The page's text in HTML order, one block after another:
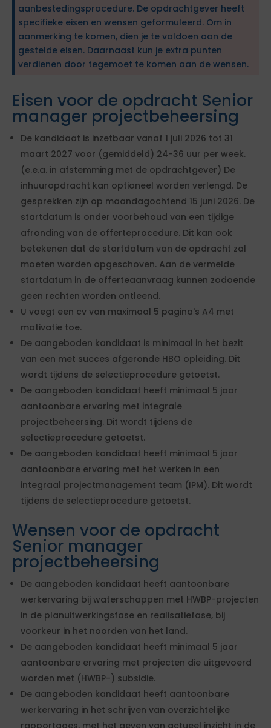
aanbestedingsprocedure. De opdrachtgever heeft
specifieke eisen en wensen geformuleerd. Om in
aanmerking te komen, dien je te voldoen aan de
gestelde eisen. Daarnaast kun je extra punten
verdienen door tegemoet te komen aan de wensen.
Eisen voor de opdracht Senior
manager projectbeheersing
De kandidaat is inzetbaar vanaf 1 juli 2026 tot 31
maart 2027 voor (gemiddeld) 24-36 uur per week.
(e.e.a. in afstemming met de opdrachtgever) De
inhuuropdracht kan optioneel worden verlengd. De
gesprekken zijn op maandagochtend 15 juni 2026. De
startdatum is onder voorbehoud van een tijdige
afronding van de offerteprocedure. Dit kan ook
betekenen dat de startdatum van de opdracht zal
moeten worden opgeschoven. Aan de vermelde
startdatum in de offerteaanvraag kunnen zodoende
geen rechten worden ontleend.
U voegt een cv van maximaal 5 pagina's A4 met
motivatie toe.
De aangeboden kandidaat is minimaal in het bezit
van een met succes afgeronde HBO opleiding. Dit
wordt tijdens de selectieprocedure getoetst.
De aangeboden kandidaat heeft minimaal 5 jaar
aantoonbare ervaring met integrale
projectbeheersing. Dit wordt tijdens de
selectieprocedure getoetst.
De aangeboden kandidaat heeft minimaal 5 jaar
aantoonbare ervaring met het werken in een
integraal projectmanagement team (IPM). Dit wordt
tijdens de selectieprocedure getoetst.
Wensen voor de opdracht
Senior manager
projectbeheersing
De aangeboden kandidaat heeft aantoonbare
werkervaring bij waterschappen met HWBP-projecten
in de planuitwerkingsfase en realisatiefase, bij
voorkeur in het noorden van het land.
De aangeboden kandidaat heeft minimaal 5 jaar
aantoonbare ervaring met projecten die uitgevoerd
worden met (HWBP-) subsidie.
De aangeboden kandidaat heeft aantoonbare
werkervaring in het schrijven van overzichtelijke
rapportages, met het geven van actueel inzicht in de